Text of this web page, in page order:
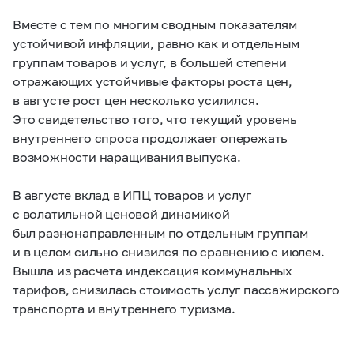
Вместе с тем по многим сводным показателям
устойчивой инфляции, равно как и отдельным
группам товаров и услуг, в большей степени
отражающих устойчивые факторы роста цен,
в августе рост цен несколько усилился.
Это свидетельство того, что текущий уровень
внутреннего спроса продолжает опережать
возможности наращивания выпуска.
В августе вклад в ИПЦ товаров и услуг
с волатильной ценовой динамикой
был разнонаправленным по отдельным группам
и в целом сильно снизился по сравнению с июлем.
Вышла из расчета индексация коммунальных
тарифов, снизилась стоимость услуг пассажирского
транспорта и внутреннего туризма.